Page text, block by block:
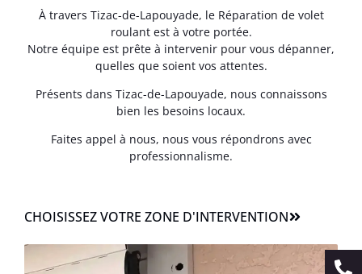
À travers Tizac-de-Lapouyade, le Réparation de volet
roulant est à votre portée.
Notre équipe est prête à intervenir pour vous dépanner,
quelles que soient vos attentes.
Présents dans Tizac-de-Lapouyade, nous connaissons
bien les besoins locaux.
Faites appel à nous, nous vous répondrons avec
professionnalisme.
CHOISISSEZ VOTRE ZONE D'INTERVENTION